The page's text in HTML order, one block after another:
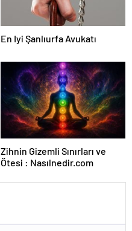
En Iyi Şanlıurfa Avukatı
Zihnin Gizemli Sınırları ve
Ötesi : Nasılnedir.com